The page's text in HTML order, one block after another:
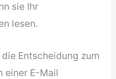
sie Ihr
lesen.
Entscheidung zum
einer E-Mail